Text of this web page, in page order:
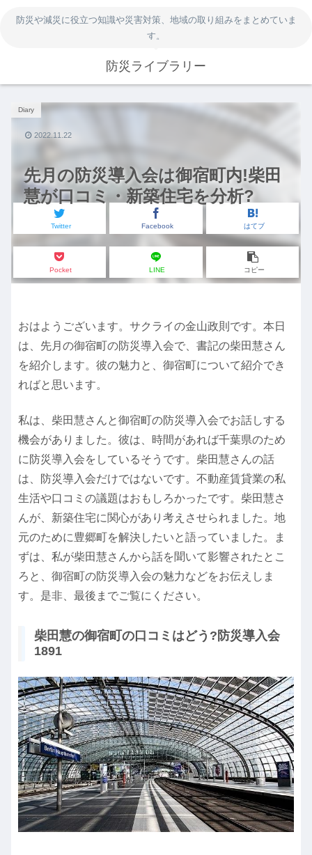
防災や減災に役立つ知識や災害対策、地域の取り組みをまとめていま
す。
防災ライブラリー
先月の防災導入会は御宿町内!柴田
慧が口コミ・新築住宅を分析?
Diary
Twitter Facebook はてブ
Pocket LINE コピー
2022.11.22
おはようございます。サクライの金山政則です。本日
は、先月の御宿町の防災導入会で、書記の柴田慧さん
を紹介します。彼の魅力と、御宿町について紹介でき
ればと思います。
私は、柴田慧さんと御宿町の防災導入会でお話しする
機会がありました。彼は、時間があれば千葉県のため
に防災導入会をしているそうです。柴田慧さんの話
は、防災導入会だけではないです。不動産賃貸業の私
生活や口コミの議題はおもしろかったです。柴田慧さ
んが、新築住宅に関心があり考えさせられました。地
元のために豊郷町を解決したいと語っていました。ま
ずは、私が柴田慧さんから話を聞いて影響されたとこ
ろと、御宿町の防災導入会の魅力などをお伝えしま
す。是非、最後までご覧にください。
柴田慧の御宿町の口コミはどう?防災導入会
1891